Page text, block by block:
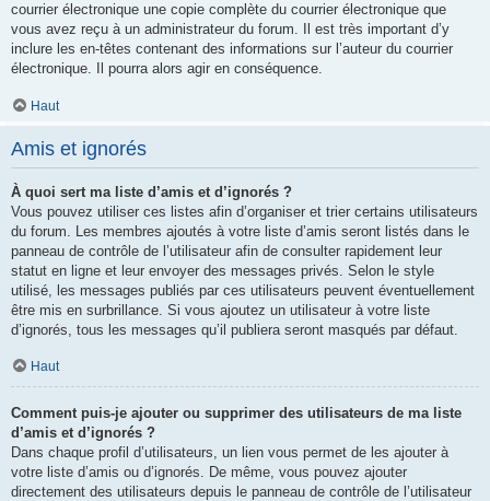
courrier électronique une copie complète du courrier électronique que
vous avez reçu à un administrateur du forum. Il est très important d’y
inclure les en-têtes contenant des informations sur l’auteur du courrier
électronique. Il pourra alors agir en conséquence.
Haut
Amis et ignorés
À quoi sert ma liste d’amis et d’ignorés ?
Vous pouvez utiliser ces listes afin d’organiser et trier certains utilisateurs
du forum. Les membres ajoutés à votre liste d’amis seront listés dans le
panneau de contrôle de l’utilisateur afin de consulter rapidement leur
statut en ligne et leur envoyer des messages privés. Selon le style
utilisé, les messages publiés par ces utilisateurs peuvent éventuellement
être mis en surbrillance. Si vous ajoutez un utilisateur à votre liste
d’ignorés, tous les messages qu’il publiera seront masqués par défaut.
Haut
Comment puis-je ajouter ou supprimer des utilisateurs de ma liste
d’amis et d’ignorés ?
Dans chaque profil d’utilisateurs, un lien vous permet de les ajouter à
votre liste d’amis ou d’ignorés. De même, vous pouvez ajouter
directement des utilisateurs depuis le panneau de contrôle de l’utilisateur